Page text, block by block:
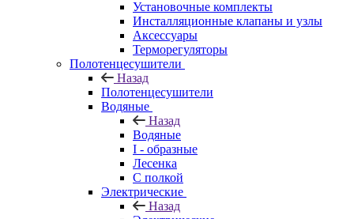
Установочные комплекты
Инсталляционные клапаны и узлы
Аксессуары
Терморегуляторы
Полотенцесушители
Назад
Полотенцесушители
Водяные
Назад
Водяные
I - образные
Лесенка
С полкой
Электрические
Назад